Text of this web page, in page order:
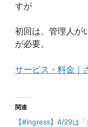
すが
初回は、管理人が
が必要。
サービス・料金｜
関連
【#ingress】4/29は